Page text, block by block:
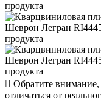
Обратите внимание,
отличаться от